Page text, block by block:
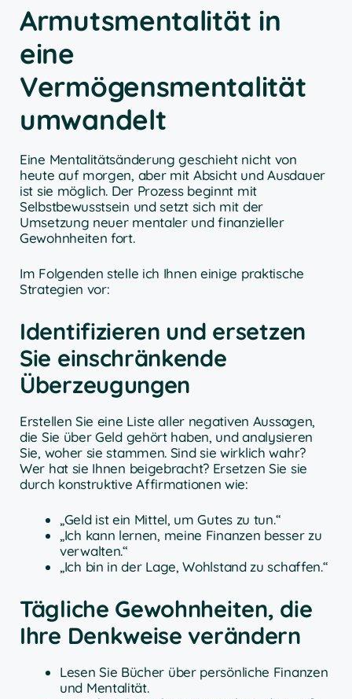
Armutsmentalität in
eine
Vermögensmentalität
umwandelt
Eine Mentalitätsänderung geschieht nicht von
heute auf morgen, aber mit Absicht und Ausdauer
ist sie möglich. Der Prozess beginnt mit
Selbstbewusstsein und setzt sich mit der
Umsetzung neuer mentaler und finanzieller
Gewohnheiten fort.
Im Folgenden stelle ich Ihnen einige praktische
Strategien vor:
Identifizieren und ersetzen
Sie einschränkende
Überzeugungen
Erstellen Sie eine Liste aller negativen Aussagen,
die Sie über Geld gehört haben, und analysieren
Sie, woher sie stammen. Sind sie wirklich wahr?
Wer hat sie Ihnen beigebracht? Ersetzen Sie sie
durch konstruktive Affirmationen wie:
„Geld ist ein Mittel, um Gutes zu tun.“
„Ich kann lernen, meine Finanzen besser zu
verwalten.“
„Ich bin in der Lage, Wohlstand zu schaffen.“
Tägliche Gewohnheiten, die
Ihre Denkweise verändern
Lesen Sie Bücher über persönliche Finanzen
und Mentalität.